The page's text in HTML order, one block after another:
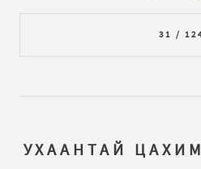
31 /
УХААНТАЙ